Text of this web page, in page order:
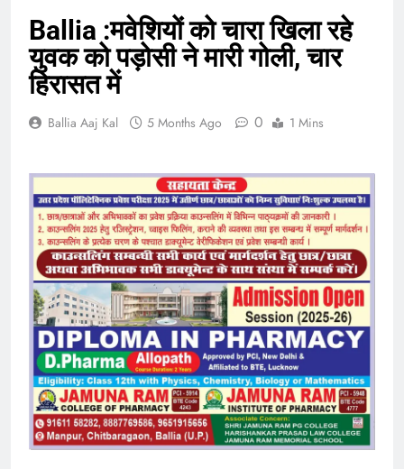
Ballia :मवेशियों को चारा खिला रहे
युवक को पड़ोसी ने मारी गोली, चार
हिरासत में
Ballia Aaj Kal 5 Months Ago 0 1 Mins